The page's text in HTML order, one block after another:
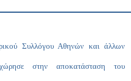
Συλλόγου Αθηνών και άλλων
στην αποκατάσταση του